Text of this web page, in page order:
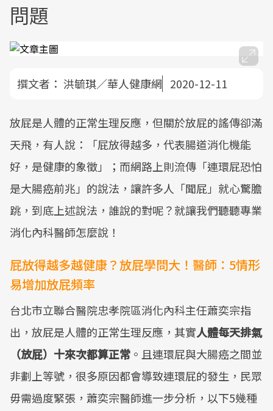
問題
撰文者： 洪毓琪／華人健康網 2020-12-11
放屁是人體的正常生理反應，但關於放屁的謠傳卻滿
天飛，有人說：「屁放得越多，代表腸道消化機能
好，是健康的象徵」；而網路上則流傳「連環屁恐怕
是大腸癌前兆」的說法，讓許多人「聞屁」就心驚膽
跳，到底上述說法，誰說的對呢？就讓我們聽聽專業
消化內科醫師怎麼說！
屁放得越多越健康？放屁學問大！醫師：5情形
易增加放屁頻率
台北市立聯合醫院忠孝院區消化內科主任蕭奕宗指
出，放屁是人體的正常生理反應，其實人體每天排氣
（放屁）十來次都算正常 。且連環屁與大腸癌之間並
非劃上等號，很多原因都會導致連環屁的發生，民眾
毋需過度緊張，蕭奕宗醫師進一步分析，以下5幾種